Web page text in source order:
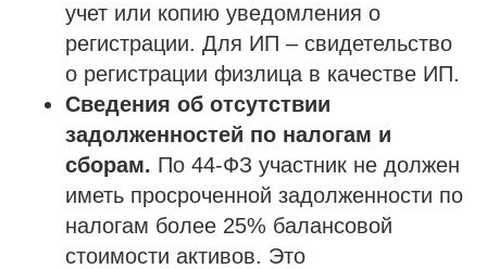
учет или копию уведомления о
регистрации. Для ИП – свидетельство
о регистрации физлица в качестве ИП.
Сведения об отсутствии
задолженностей по налогам и
сборам. По 44-ФЗ участник не должен
иметь просроченной задолженности по
налогам более 25% балансовой
стоимости активов. Это